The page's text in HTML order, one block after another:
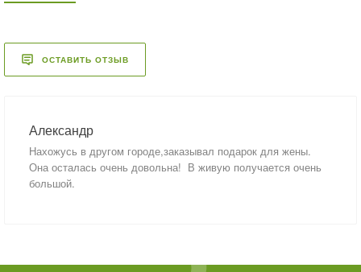
ОСТАВИТЬ ОТЗЫВ
Александр
Нахожусь в другом городе,заказывал подарок для жены.
Она осталась очень довольна! В живую получается очень
большой.